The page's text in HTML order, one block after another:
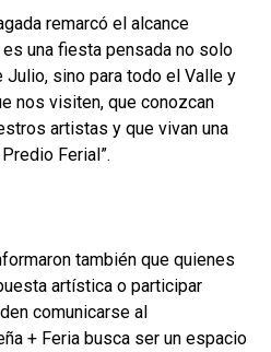
remarcó el alcance
una fiesta pensada no solo
sino para todo el Valle y
nos visiten, que conozcan
artistas y que vivan una
Ferial”.
también que quienes
artística o participar
comunicarse al
+ Feria busca ser un espacio